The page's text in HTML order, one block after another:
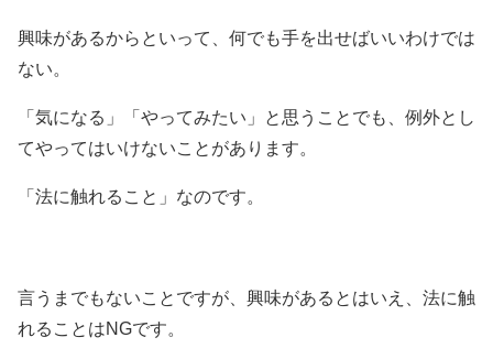
興味があるからといって、何でも手を出せばいいわけでは
ない。
「気になる」「やってみたい」と思うことでも、例外とし
てやってはいけないことがあります。
「法に触れること」なのです。
言うまでもないことですが、興味があるとはいえ、法に触
れることはNGです。